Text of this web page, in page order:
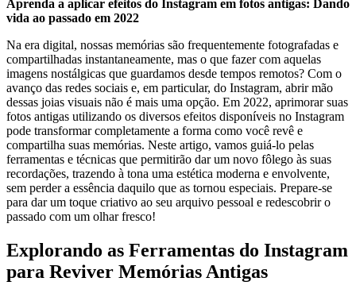
Aprenda ⁤a aplicar⁢ efeitos do Instagram em fotos‍ antigas: Dando
vida ao passado ⁢em 2022
Na era digital, ‍nossas ​memórias são frequentemente ⁣fotografadas e
compartilhadas instantaneamente, ​mas o que ⁢fazer com ​aquelas
imagens ⁤nostálgicas que ⁢guardamos ⁣desde tempos remotos? Com‌ o
avanço das redes sociais e, em particular, do Instagram, ‌abrir mão ​
dessas joias‍ visuais não ‌é ​mais uma opção. ‌Em ​2022, ⁤aprimorar suas
fotos antigas utilizando ​os diversos‍ efeitos disponíveis⁣ no Instagram
pode ‍transformar completamente a forma como⁢ você⁣ revê e
compartilha suas memórias.‌ Neste ​artigo, vamos guiá-lo pelas
ferramentas e técnicas que permitirão dar um novo fôlego às suas
recordações, trazendo à tona ‌uma‍ estética ‌moderna e envolvente,
sem perder a essência daquilo que as ⁢tornou especiais. Prepare-se
para ⁢dar⁢ um toque criativo‍ ao seu arquivo pessoal e redescobrir o⁤
passado com um olhar⁤ fresco!
Explorando⁣ as Ferramentas do⁤ Instagram
​para Reviver Memórias Antigas